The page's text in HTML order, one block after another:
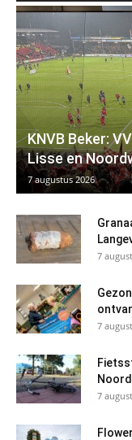
KNVB Beker:
Lisse en
7 augustus 2026
7
7
7